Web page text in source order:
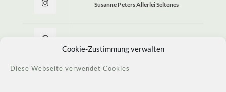
Cookie-Zustimmung verwalten
Diese Webseite verwendet Cookies
Susanne Peters Allerlei Seltenes